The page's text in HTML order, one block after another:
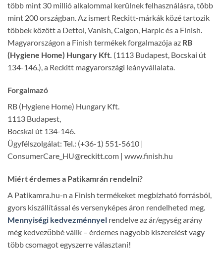
több mint 30 millió alkalommal kerülnek felhasználásra, több
mint 200 országban. Az ismert Reckitt-márkák közé tartozik
többek között a Dettol, Vanish, Calgon, Harpic és a Finish.
Magyarországon a Finish termékek forgalmazója az RB
(Hygiene Home) Hungary Kft. (1113 Budapest, Bocskai út
134-146.), a Reckitt magyarországi leányvállalata.
Forgalmazó
RB (Hygiene Home) Hungary Kft.
1113 Budapest,
Bocskai út 134-146.
Ügyfélszolgálat: Tel.: (+36-1) 551-5610 |
ConsumerCare_HU@reckitt.com | www.finish.hu
Miért érdemes a Patikamrán rendelni?
A Patikamra.hu-n a Finish termékeket megbízható forrásból,
gyors kiszállítással és versenyképes áron rendelheted meg.
Mennyiségi kedvezménnyel rendelve az ár/egység arány
még kedvezőbbé válik – érdemes nagyobb kiszerelést vagy
több csomagot egyszerre választani!